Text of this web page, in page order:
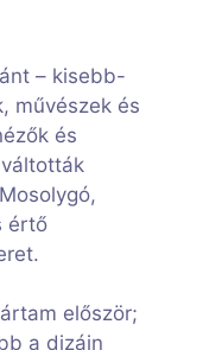
– kisebb-
művészek és
és
értő
először;
a dizájn